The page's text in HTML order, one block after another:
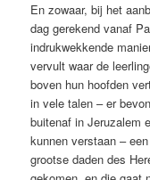
En zowaar, bij het
dag gerekend vanaf
indrukwekkende
vervult waar de
boven hun hoofden
in vele talen – er
buitenaf in Jeruzalem
kunnen verstaan –
grootse daden des